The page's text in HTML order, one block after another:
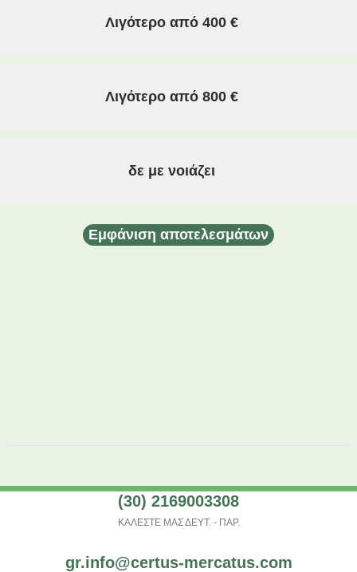
Λιγότερο από 400 €
Λιγότερο από 800 €
δε με νοιάζει
Εμφάνιση αποτελεσμάτων
(30) 2169003308
ΚΑΛΕΣΤΕ ΜΑΣ ΔΕΥΤ. - ΠΑΡ.
gr.info@certus-mercatus.com